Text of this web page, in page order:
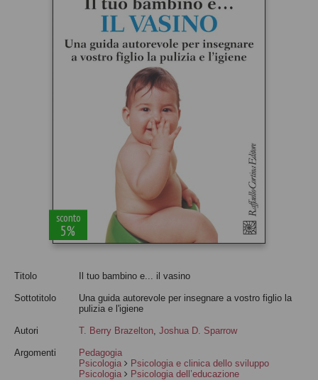
sconto
5%
Titolo Il tuo bambino e... il vasino
Sottotitolo
Una guida autorevole per insegnare a vostro figlio la
pulizia e l'igiene
Autori T. Berry Brazelton Joshua D. Sparrow
Argomenti
Pedagogia
Psicologia
Psicologia e clinica dello sviluppo
Psicologia
Psicologia dell’educazione